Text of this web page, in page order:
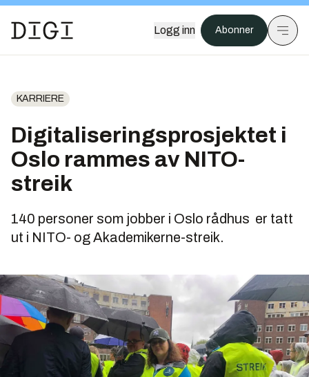
Logg inn Abonner
KARRIERE
Digitaliseringsprosjektet i
Oslo rammes av NITO-
streik
140 personer som jobber i Oslo rådhus er tatt
ut i NITO- og Akademikerne-streik.